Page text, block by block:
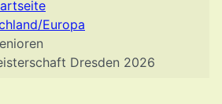
Europa
Dresden 2026